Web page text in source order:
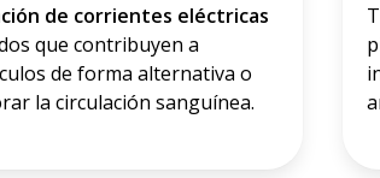
de corrientes eléctricas
que contribuyen a
de forma alternativa o
la circulación sanguínea.